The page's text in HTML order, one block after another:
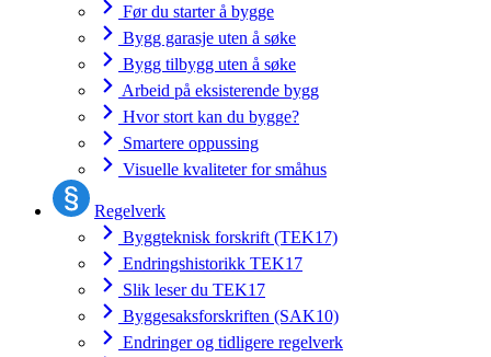
Før du starter å bygge
Bygg garasje uten å søke
Bygg tilbygg uten å søke
Arbeid på eksisterende bygg
Hvor stort kan du bygge?
Smartere oppussing
Visuelle kvaliteter for småhus
Regelverk
Byggteknisk forskrift (TEK17)
Endringshistorikk TEK17
Slik leser du TEK17
Byggesaksforskriften (SAK10)
Endringer og tidligere regelverk